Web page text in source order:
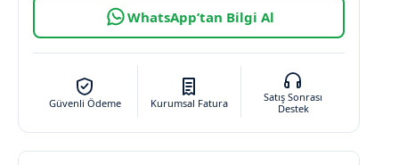
WhatsApp’tan Bilgi Al
Güvenli Ödeme Kurumsal Fatura
Satış Sonrası
Destek